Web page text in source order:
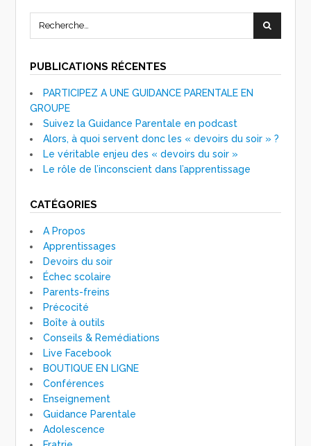
PUBLICATIONS RÉCENTES
PARTICIPEZ A UNE GUIDANCE PARENTALE EN
GROUPE
Suivez la Guidance Parentale en podcast
Alors, à quoi servent donc les « devoirs du soir » ?
Le véritable enjeu des « devoirs du soir »
Le rôle de l’inconscient dans l’apprentissage
CATÉGORIES
A Propos
Apprentissages
Devoirs du soir
Échec scolaire
Parents-freins
Précocité
Boîte à outils
Conseils & Remédiations
Live Facebook
BOUTIQUE EN LIGNE
Conférences
Enseignement
Guidance Parentale
Adolescence